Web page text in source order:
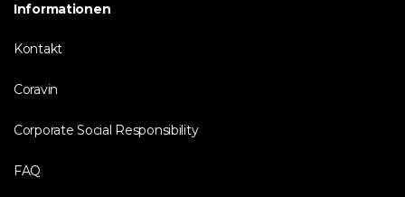
Informationen
Kontakt
Coravin
Corporate Social Responsibility
FAQ